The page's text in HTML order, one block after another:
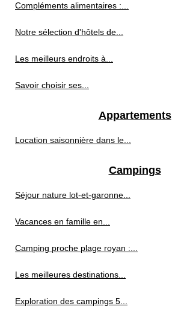
Compléments alimentaires :...
Notre sélection d'hôtels de...
Les meilleurs endroits à...
Savoir choisir ses...
Appartements
Location saisonnière dans le...
Campings
Séjour nature lot-et-garonne...
Vacances en famille en...
Camping proche plage royan :...
Les meilleures destinations...
Exploration des campings 5...